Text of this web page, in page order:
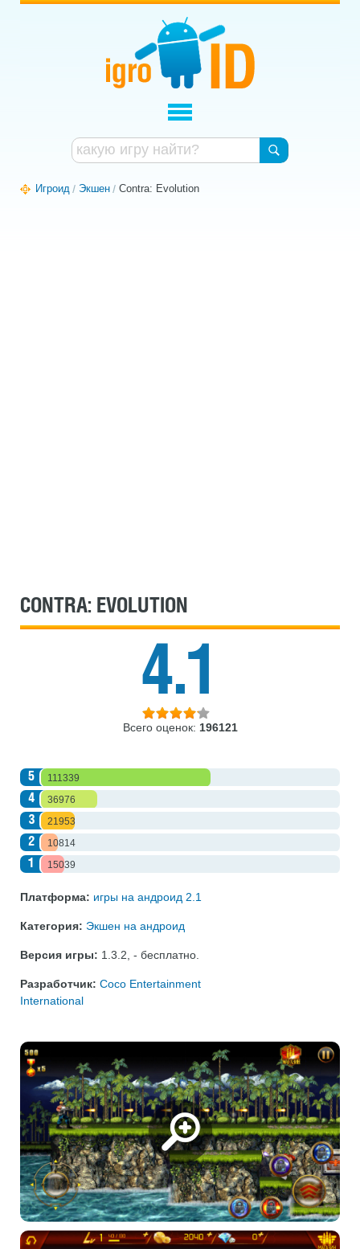
Игроид Экшен Contra: Evolution
CONTRA: EVOLUTION
4.1
Всего оценок: 196121
5 111339
4 36976
3 21953
2 10814
1 15039
Платформа: игры на андроид 2.1
Категория: Экшен на андроид
Версия игры: 1.3.2 - бесплатно
Разработчик: Coco Entertainment
International